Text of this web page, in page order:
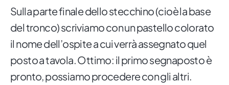
Sulla parte finale dello stecchino (cioè la base
del tronco) scriviamo con un pastello colorato
il nome dell’ospite a cui verrà assegnato quel
posto a tavola. Ottimo: il primo segnaposto è
pronto, possiamo procedere con gli altri.